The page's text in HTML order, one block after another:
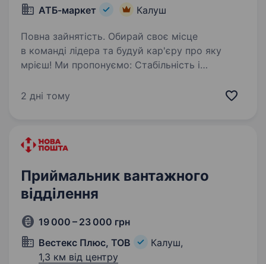
АТБ-маркет
Калуш
Повна зайнятість. Обирай своє місце
в команді лідера та будуй кар'єру про яку
мрієш! Ми пропонуємо: Стабільність і
ти це відчуєш. Офіційне працевлаштування —
2 дні тому
Приймальник вантажного
відділення
19 000 – 23 000 грн
Вестекс Плюс, ТОВ
Калуш,
1,3 км від центру